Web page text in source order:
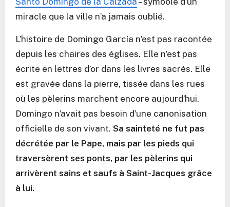
miracle que la ville n’a jamais oublié.
L’histoire de Domingo García n’est pas racontée
depuis les chaires des églises. Elle n’est pas
écrite en lettres d’or dans les livres sacrés. Elle
est gravée dans la pierre, tissée dans les rues
où les pèlerins marchent encore aujourd’hui.
Domingo n’avait pas besoin d’une canonisation
officielle de son vivant. Sa sainteté ne fut pas
décrétée par le Pape, mais par les pieds qui
traversèrent ses ponts, par les pèlerins qui
arrivèrent sains et saufs à Saint-Jacques grâce
à lui.